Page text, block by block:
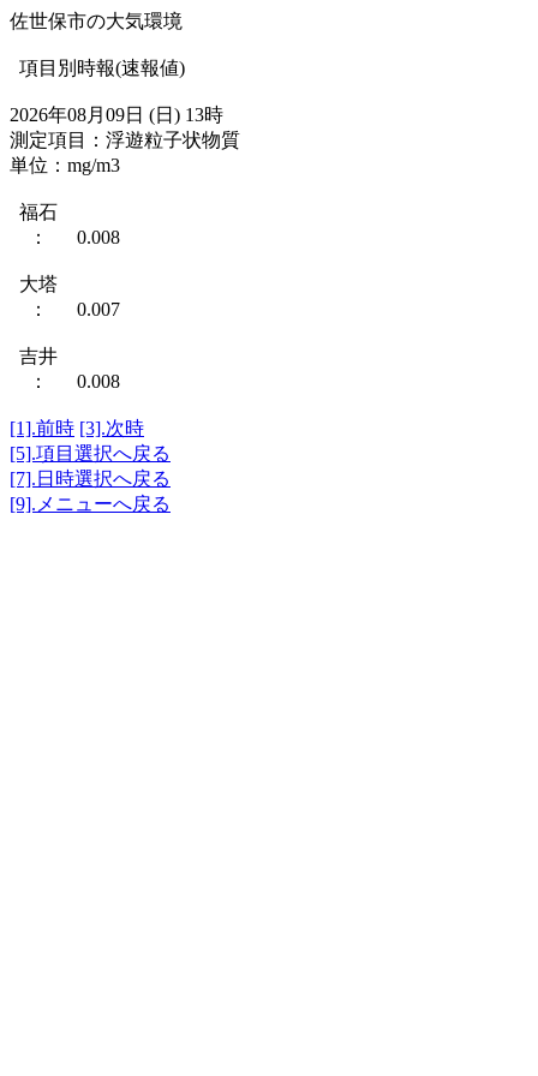
佐世保市の大気環境
項目別時報(速報値)
2026年08月09日 (日) 13時
測定項目：浮遊粒子状物質
単位：mg/m3
福石
： 0.008
大塔
： 0.007
吉井
： 0.008
[1].前時 [3].次時
[5].項目選択へ戻る
[7].日時選択へ戻る
[9].メニューへ戻る